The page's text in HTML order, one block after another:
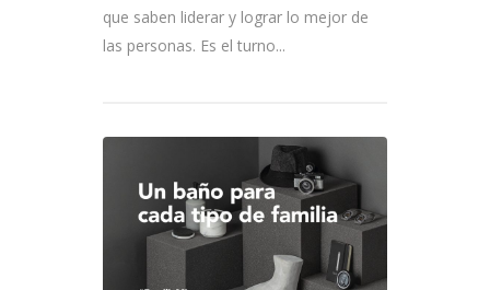
que saben liderar y lograr lo mejor de
las personas. Es el turno...